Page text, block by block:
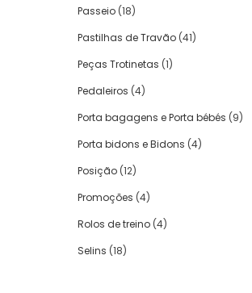
Passeio (18)
Pastilhas de Travão (41)
Peças Trotinetas (1)
Pedaleiros (4)
Porta bagagens e Porta bébés (9)
Porta bidons e Bidons (4)
Posição (12)
Promoções (4)
Rolos de treino (4)
Selins (18)